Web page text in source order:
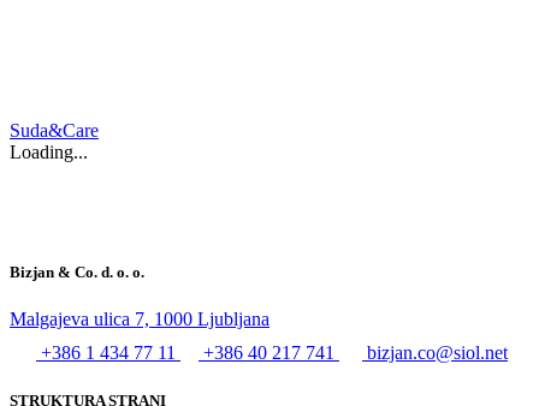
Suda&Care
Loading...
Bizjan & Co. d. o. o.
Malgajeva ulica 7, 1000 Ljubljana
+386 1 434 77 11
+386 40 217 741 bizjan.co@siol.net
STRUKTURA STRANI